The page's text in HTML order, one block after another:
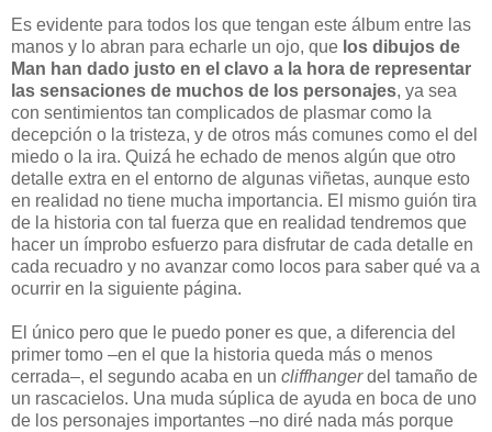
Es evidente para todos los que tengan este álbum entre las
manos y lo abran para echarle un ojo, que los dibujos de
Man han dado justo en el clavo a la hora de representar
las sensaciones de muchos de los personajes, ya sea
con sentimientos tan complicados de plasmar como la
decepción o la tristeza, y de otros más comunes como el del
miedo o la ira. Quizá he echado de menos algún que otro
detalle extra en el entorno de algunas viñetas, aunque esto
en realidad no tiene mucha importancia. El mismo guión tira
de la historia con tal fuerza que en realidad tendremos que
hacer un ímprobo esfuerzo para disfrutar de cada detalle en
cada recuadro y no avanzar como locos para saber qué va a
ocurrir en la siguiente página.
El único pero que le puedo poner es que, a diferencia del
primer tomo –en el que la historia queda más o menos
cerrada–, el segundo acaba en un cliffhangerdel tamaño de
un rascacielos. Una muda súplica de ayuda en boca de uno
de los personajes importantes –no diré nada más porque